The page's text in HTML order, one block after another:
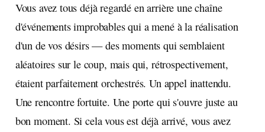
Vous avez tous déjà regardé en arrière une chaîne
d'événements improbables qui a mené à la réalisation
d'un de vos désirs — des moments qui semblaient
aléatoires sur le coup, mais qui, rétrospectivement,
étaient parfaitement orchestrés. Un appel inattendu.
Une rencontre fortuite. Une porte qui s'ouvre juste au
bon moment. Si cela vous est déjà arrivé, vous avez